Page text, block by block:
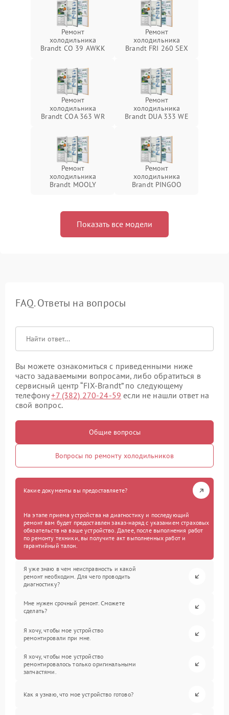
Ремонт
холодильника
Brandt CO 39 AWKK
Ремонт
холодильника
Brandt FRI 260 SEX
Ремонт
холодильника
Brandt COA 363 WR
Ремонт
холодильника
Brandt DUA 333 WE
Ремонт
холодильника
Brandt MOOLY
Ремонт
холодильника
Brandt PINGOO
Показать все модели
FAQ. Ответы на вопросы
Вы можете ознакомиться с приведенными ниже
часто задаваемыми вопросами, либо обратиться в
сервисный центр “FIX-Brandt” по следующему
телефону+7 (382) 270-24-59 если не нашли ответ на
свой вопрос.
Общие вопросы
Вопросы по ремонту холодильников
Какие документы вы предоставляете?
На этапе приема устройства на диагностику и последующий
ремонт вам будет предоставлен заказ-наряд с указанием страховых
обязательств на ваше устройство. Далее, после выполнения работ
по ремонту техники, вы получите акт выполненных работ и
гарантийный талон.
Я уже знаю в чем неисправность и какой
ремонт необходим. Для чего проводить
диагностику?
Мне нужен срочный ремонт. Сможете
сделать?
Я хочу, чтобы мое устройство
ремонтировали при мне.
Я хочу, чтобы мое устройство
ремонтировалось только оригинальными
запчастями.
Как я узнаю, что мое устройство готово?